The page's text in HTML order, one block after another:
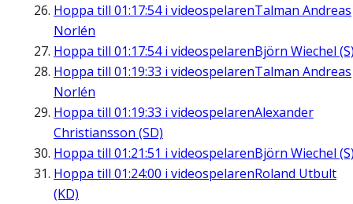
Hoppa till 01:17:54i videospelarenTalman Andreas
Norlén
Hoppa till 01:17:54i videospelarenBjörn Wiechel
Hoppa till 01:19:33 i videospelarenTalman Andreas
Norlén
Hoppa till 01:19:33 i videospelarenAlexander
Christiansson (SD)
Hoppa till 01:21:51 i videospelarenBjörn Wiechel
Hoppa till 01:24:00 i videospelarenRoland Utbult
(KD)